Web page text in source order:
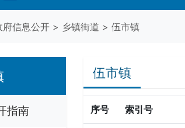
府信息公开 > 乡镇街道 > 伍市镇
指南
伍市镇
序号 索引号